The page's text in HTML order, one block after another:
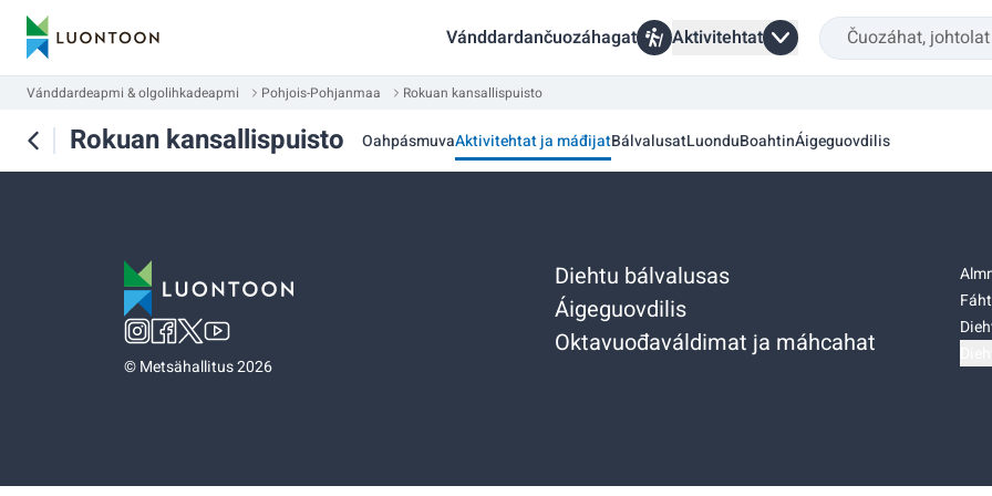
Vánddardančuozáhagat Aktivitehtat
Vánddardeapmi & olgolihkadeapmi Pohjois-Pohjanmaa Rokuan kansallispuisto
Rokuan kansallispuisto OahpásmuvaAktivitehtat ja máđijatBálvalusatLuonduBoahtinÁigeguovdilis
©Metsähallitus 2026
Diehtu bálvalusas
Áigeguovdilis
Oktavuođaváldimat ja máhcahat